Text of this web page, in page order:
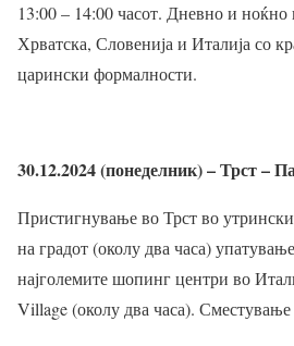
13:00 – 14:00 часот. Дневно и
Хрватска, Словенија и Италија со
царински формалности.
30.12.2024 (понеделник) – Трст –
Пристигнување во Трст во
на градот (околу два часа)
најголемите шопинг центри во
Village (околу два часа).